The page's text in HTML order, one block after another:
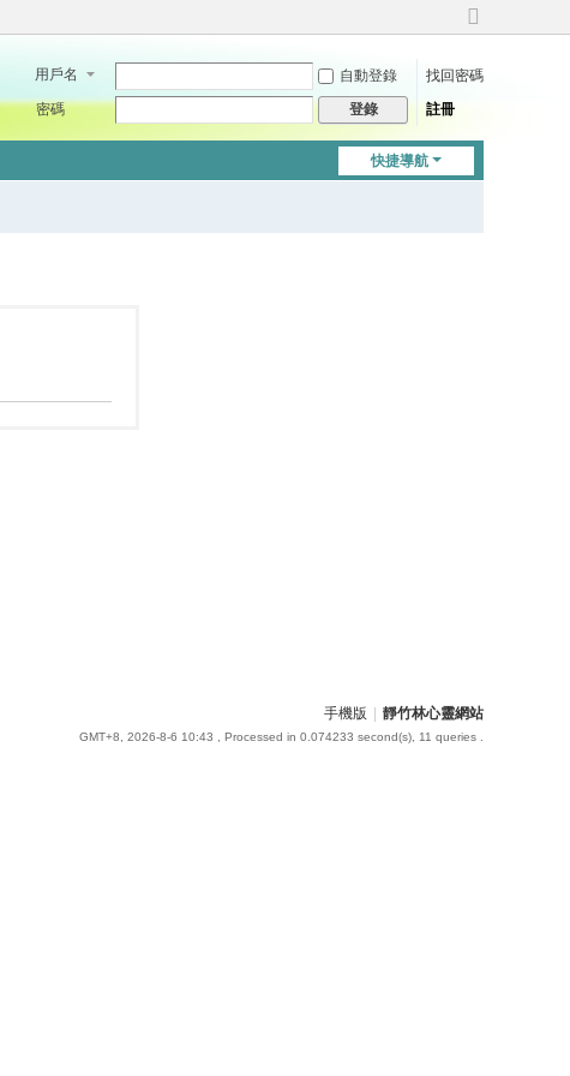
切
到
用戶名 自動登錄
找回密碼
密碼
登錄 註冊
快捷導航
手機版 靜竹林心靈網站
GMT+8, 2026-8-6 10:43 , Processed in 0.074233 second(s), 11 queries .